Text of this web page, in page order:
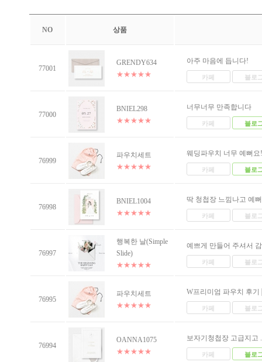
NO 상품
77001
GRENDY634
★★★★★
아주 마음에 듭니다!
카페 블로
77000
BNIEL298
★★★★★
너무너무 만족합니다
카페 블로
76999
파우치세트
★★★★★
웨딩파우치 너무 예뻐
카페 블로
76998
BNIEL1004
★★★★★
딱 청첩장 느낌나고 예
카페 블로
76997
행복한 날(Simple
Slide)
★★★★★
예쁘게 만들어 주셔서
카페 블로
76995
파우치세트
★★★★★
W프리미엄 파우치 후기
카페 블로
76994
OANNA1075
★★★★★
보자기청첩장 고급지고
카페 블로